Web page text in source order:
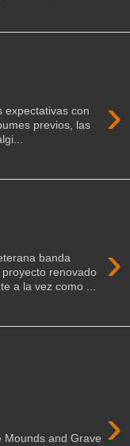
›
expectativas con
previos, las
›
banda
renovado
a la vez como ...
›
Mounds and Grave